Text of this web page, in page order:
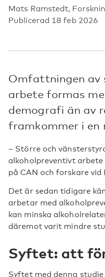
Mats Ramstedt,
Publicerad 18 feb 2026
Omfattningen av
arbete formas
demografi än av
framkommer i en
– Större och
alkoholpreventivt
på CAN och forskare
Det är sedan tidigare
arbetar med
kan minska
däremot varit mindre
Syftet: att
Syftet med denna